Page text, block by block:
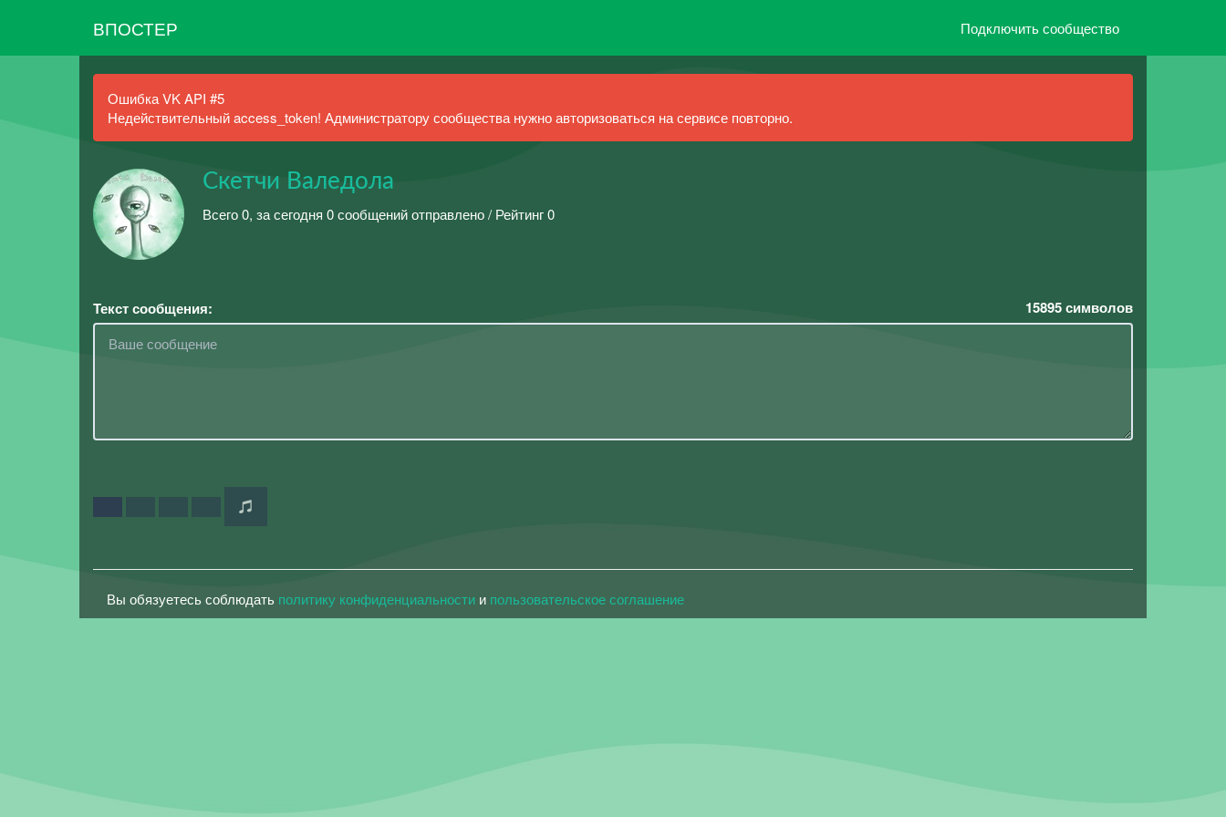
ВПОСТЕР Подключить сообщество
Ошибка VK API #5
Недействительный access_token! Администратору сообщества нужно авторизоваться на сервисе повторно.
Скетчи Валедола
Всего 0, за сегодня 0 сообщений отправлено / Рейтинг 0
Текст сообщения: 15895символов
Вы обязуетесь соблюдать политику конфиденциальности и пользовательское соглашение